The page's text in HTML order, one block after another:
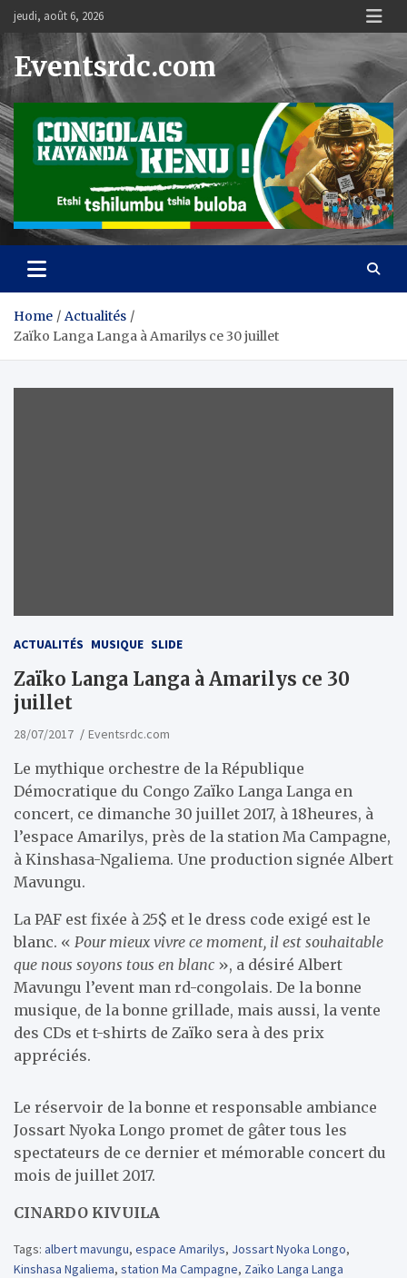
Skip
content
jeudi, août 6, 2026
Eventsrdc.com
Home
Actualités
Zaïko Langa Langa à Amarilys ce 30 juillet
ACTUALITÉS MUSIQUE SLIDE
Zaïko Langa Langa à Amarilys ce 30
juillet
28/07/2017 Eventsrdc.com
Le mythique orchestre de la République
Démocratique du Congo Zaïko Langa Langa en
concert, ce dimanche 30 juillet 2017, à 18heures, à
l’espace Amarilys, près de la station Ma Campagne,
à Kinshasa-Ngaliema. Une production signée Albert
Mavungu.
La PAF est fixée à 25$ et le dress code exigé est le
blanc. « Pour mieux vivre ce moment, il est souhaitable
que nous soyons tous en blanc », a désiré Albert
Mavungu l’event man rd-congolais. De la bonne
musique, de la bonne grillade, mais aussi, la vente
des CDs et t-shirts de Zaïko sera à des prix
appréciés.
Le réservoir de la bonne et responsable ambiance
Jossart Nyoka Longo promet de gâter tous les
spectateurs de ce dernier et mémorable concert du
mois de juillet 2017.
CINARDO KIVUILA
Tags: albert mavungu, espace Amarilys, Jossart Nyoka Longo,
Kinshasa Ngaliema, station Ma Campagne, Zaïko Langa Langa